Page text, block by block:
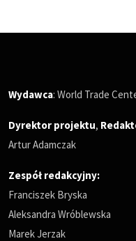
Wydawca: World Trade
Dyrektor projektu,
Artur Adamczak
Zespół redakcyjny:
Franciszek Bryska
Aleksandra Wróblewska
Marek Jerzak